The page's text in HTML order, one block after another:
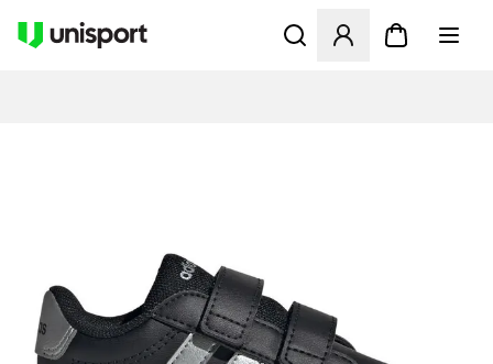
Åbner en Modal til at